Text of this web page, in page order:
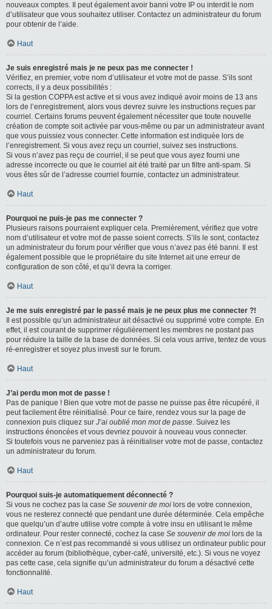
nouveaux comptes. Il peut également avoir banni votre IP ou interdit le nom
d’utilisateur que vous souhaitez utiliser. Contactez un administrateur du forum
pour obtenir de l’aide.
Haut
Je suis enregistré mais je ne peux pas me connecter !
Vérifiez, en premier, votre nom d’utilisateur et votre mot de passe. S’ils sont
corrects, il y a deux possibilités :
Si la gestion COPPA est active et si vous avez indiqué avoir moins de 13 ans
lors de l’enregistrement, alors vous devrez suivre les instructions reçues par
courriel. Certains forums peuvent également nécessiter que toute nouvelle
création de compte soit activée par vous-même ou par un administrateur avant
que vous puissiez vous connecter. Cette information est indiquée lors de
l’enregistrement. Si vous avez reçu un courriel, suivez ses instructions.
Si vous n’avez pas reçu de courriel, il se peut que vous ayez fourni une
adresse incorrecte ou que le courriel ait été traité par un filtre anti-spam. Si
vous êtes sûr de l’adresse courriel fournie, contactez un administrateur.
Haut
Pourquoi ne puis-je pas me connecter ?
Plusieurs raisons pourraient expliquer cela. Premièrement, vérifiez que votre
nom d’utilisateur et votre mot de passe soient corrects. S’ils le sont, contactez
un administrateur du forum pour vérifier que vous n’avez pas été banni. Il est
également possible que le propriétaire du site Internet ait une erreur de
configuration de son côté, et qu’il devra la corriger.
Haut
Je me suis enregistré par le passé mais je ne peux plus me connecter ?!
Il est possible qu’un administrateur ait désactivé ou supprimé votre compte. En
effet, il est courant de supprimer régulièrement les membres ne postant pas
pour réduire la taille de la base de données. Si cela vous arrive, tentez de vous
ré-enregistrer et soyez plus investi sur le forum.
Haut
J’ai perdu mon mot de passe !
Pas de panique ! Bien que votre mot de passe ne puisse pas être récupéré, il
peut facilement être réinitialisé. Pour ce faire, rendez vous sur la page de
connexion puis cliquez sur J’ai oublié mon mot de passe. Suivez les
instructions énoncées et vous devriez pouvoir à nouveau vous connecter.
Si toutefois vous ne parveniez pas à réinitialiser votre mot de passe, contactez
un administrateur du forum.
Haut
Pourquoi suis-je automatiquement déconnecté ?
Si vous ne cochez pas la case Se souvenir de moi lors de votre connexion,
vous ne resterez connecté que pendant une durée déterminée. Cela empêche
que quelqu’un d’autre utilise votre compte à votre insu en utilisant le même
ordinateur. Pour rester connecté, cochez la case Se souvenir de moi lors de la
connexion. Ce n’est pas recommandé si vous utilisez un ordinateur public pour
accéder au forum (bibliothèque, cyber-café, université, etc.). Si vous ne voyez
pas cette case, cela signifie qu’un administrateur du forum a désactivé cette
fonctionnalité.
Haut